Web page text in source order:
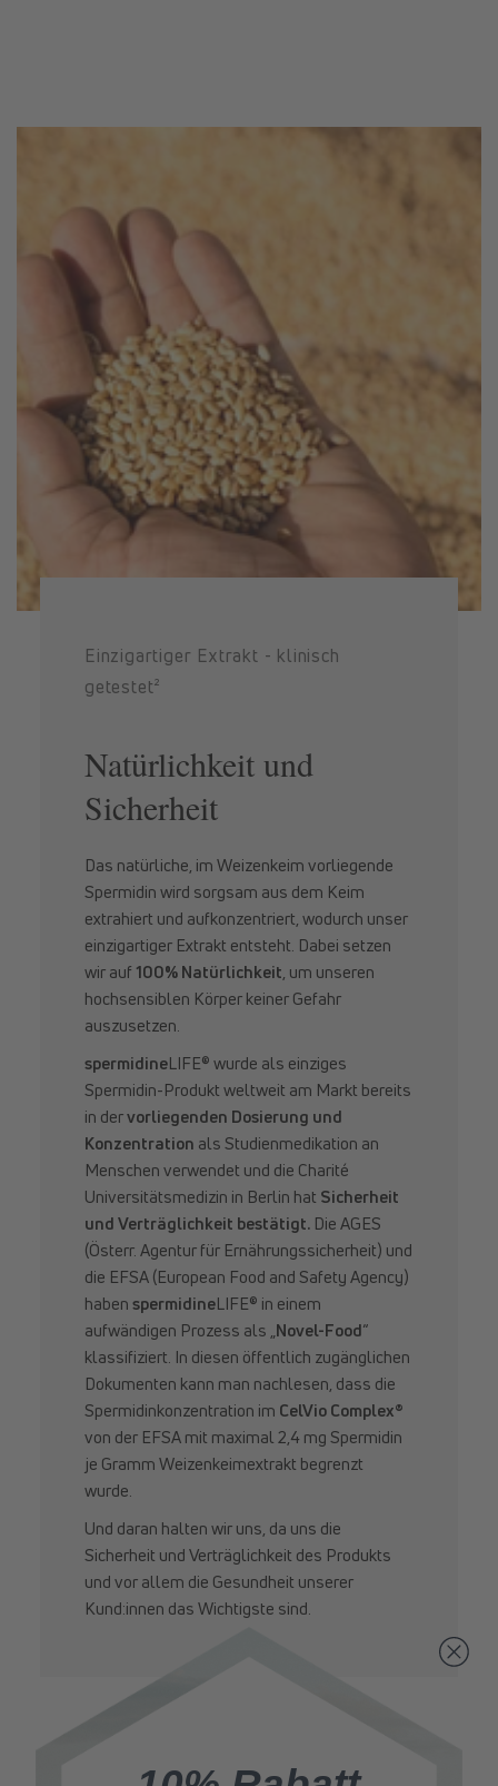
Einzigartiger Extrakt - klinisch
getestet²
Natürlichkeit und
Sicherheit
Das natürliche, im Weizenkeim vorliegende
Spermidin wird sorgsam aus dem Keim
extrahiert und aufkonzentriert, wodurch unser
einzigartiger Extrakt entsteht. Dabei setzen
wir auf 100% Natürlichkeit , um unseren
hochsensiblen Körper keiner Gefahr
auszusetzen.
spermidineLIFE® wurde als einziges
Spermidin-Produkt weltweit am Markt bereits
in dervorliegenden Dosierung und
Konzentration als Studienmedikation an
Menschen verwendet und die Charité
Universitätsmedizin in Berlin hat Sicherheit
und Verträglichkeit bestätigt. Die AGES
(Österr. Agentur für Ernährungssicherheit) und
die EFSA (European Food and Safety Agency)
haben spermidineLIFE® in einem
aufwändigen Prozess als „ Novel-Food“
klassifiziert. In diesen öffentlich zugänglichen
Dokumenten kann man nachlesen, dass die
Spermidinkonzentration im CelVio Complex®
von der EFSA mit maximal 2,4 mg Spermidin
je Gramm Weizenkeimextrakt begrenzt
wurde.
Und daran halten wir uns, da uns die
Sicherheit und Verträglichkeit des Produkts
und vor allem die Gesundheit unserer
Kund:innen das Wichtigste sind.